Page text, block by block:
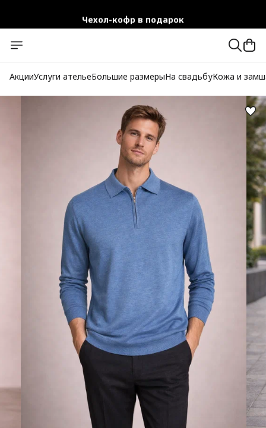
Чехол-кофр в подарок
Бесплатная доставка при заказе от 10 000 руб.
АкцииУслуги ательеБольшие размерыНа свадьбуКожа и